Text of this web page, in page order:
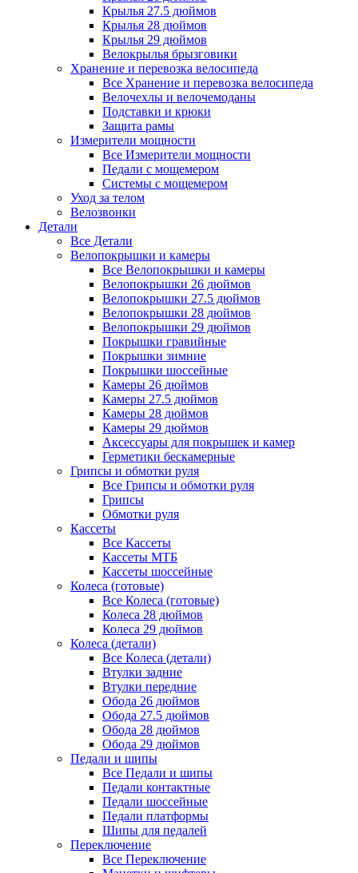
Крылья 27.5 дюймов
Крылья 28 дюймов
Крылья 29 дюймов
Велокрылья брызговики
Хранение и перевозка велосипеда
Все Хранение и перевозка велосипеда
Велочехлы и велочемоданы
Подставки и крюки
Защита рамы
Измерители мощности
Все Измерители мощности
Педали с мощемером
Системы с мощемером
Уход за телом
Велозвонки
Детали
Все Детали
Велопокрышки и камеры
Все Велопокрышки и камеры
Велопокрышки 26 дюймов
Велопокрышки 27.5 дюймов
Велопокрышки 28 дюймов
Велопокрышки 29 дюймов
Покрышки гравийные
Покрышки зимние
Покрышки шоссейные
Камеры 26 дюймов
Камеры 27.5 дюймов
Камеры 28 дюймов
Камеры 29 дюймов
Аксессуары для покрышек и камер
Герметики бескамерные
Грипсы и обмотки руля
Все Грипсы и обмотки руля
Грипсы
Обмотки руля
Кассеты
Все Кассеты
Кассеты МТБ
Кассеты шоссейные
Колеса (готовые)
Все Колеса (готовые)
Колеса 28 дюймов
Колеса 29 дюймов
Колеса (детали)
Все Колеса (детали)
Втулки задние
Втулки передние
Обода 26 дюймов
Обода 27.5 дюймов
Обода 28 дюймов
Обода 29 дюймов
Педали и шипы
Все Педали и шипы
Педали контактные
Педали шоссейные
Педали платформы
Шипы для педалей
Переключение
Все Переключение